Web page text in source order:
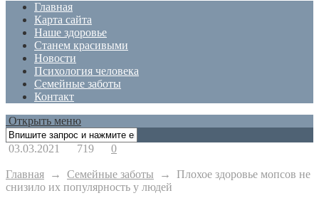
Главная
Карта сайта
Наше здоровье
Станем красивыми
Новости
Психология человека
Семейные заботы
Контакт
Открыть меню
03.03.2021 719 0
Главная → Семейные заботы → Плохое здоровье мопсов не
снизило их популярность у людей